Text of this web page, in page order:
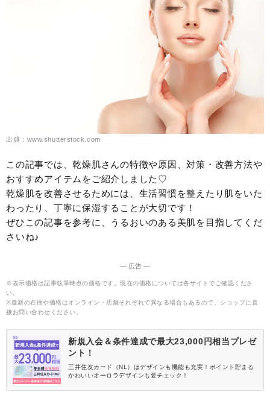
出典：www.shutterstock.com
この記事では、乾燥肌さんの特徴や原因、対策・改善方法や
おすすめアイテムをご紹介しました♡
乾燥肌を改善させるためには、生活習慣を整えたり肌をいた
わったり、丁寧に保湿することが大切です！
ぜひこの記事を参考に、うるおいのある美肌を目指してくだ
さいね♪
― 広告 ―
※表示価格は記事執筆時点の価格です。現在の価格については各サイトでご確認くださ
い。
※最新の在庫や価格はオンライン・店舗それぞれで異なる場合もあるので、ショップに直
接お問い合わせください。
新規入会＆条件達成で最大23,000円相当プレゼ
ント！
三井住友カード（NL）はデザインも機能も充実！ポイント貯まる
かわいいオーロラデザインも要チェック！